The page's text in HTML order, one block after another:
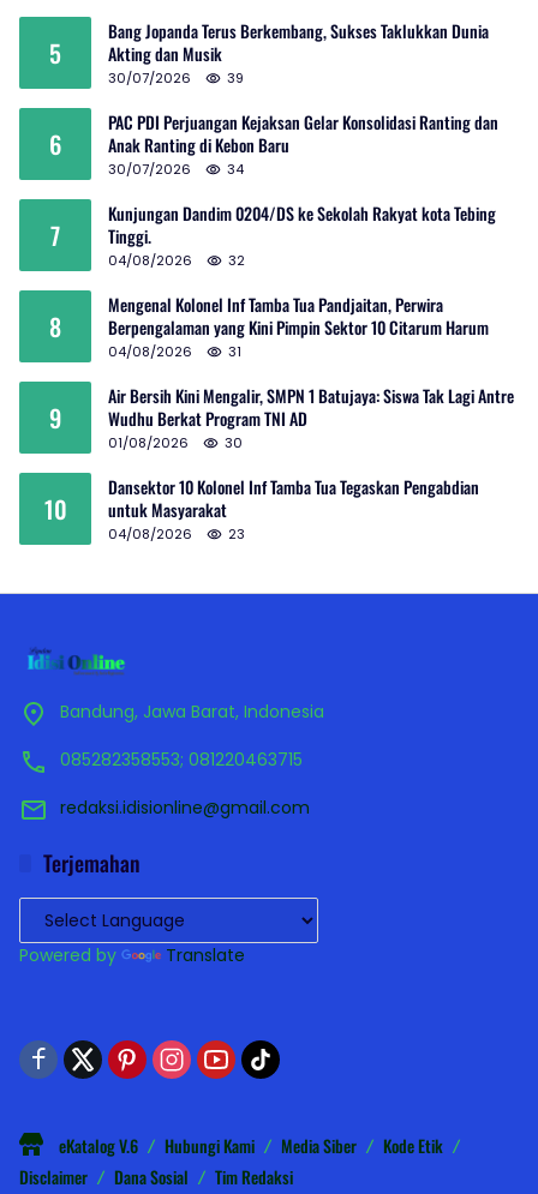
5
Bang Jopanda Terus Berkembang, Sukses Taklukkan Dunia
Akting dan Musik
30/07/2026 39
6
PAC PDI Perjuangan Kejaksan Gelar Konsolidasi Ranting dan
Anak Ranting di Kebon Baru
30/07/2026 34
7
Kunjungan Dandim 0204/DS ke Sekolah Rakyat kota Tebing
Tinggi.
04/08/2026 32
8
Mengenal Kolonel Inf Tamba Tua Pandjaitan, Perwira
Berpengalaman yang Kini Pimpin Sektor 10 Citarum Harum
04/08/2026 31
9
Air Bersih Kini Mengalir, SMPN 1 Batujaya: Siswa Tak Lagi Antre
Wudhu Berkat Program TNI AD
01/08/2026 30
10
Dansektor 10 Kolonel Inf Tamba Tua Tegaskan Pengabdian
untuk Masyarakat
04/08/2026 23
Bandung, Jawa Barat, Indonesia
085282358553; 081220463715
redaksi.idisionline@gmail.com
Terjemahan
Powered by Translate
eKatalog V.6 Hubungi Kami Media Siber
Kode Etik
Disclaimer
Dana Sosial Tim Redaksi